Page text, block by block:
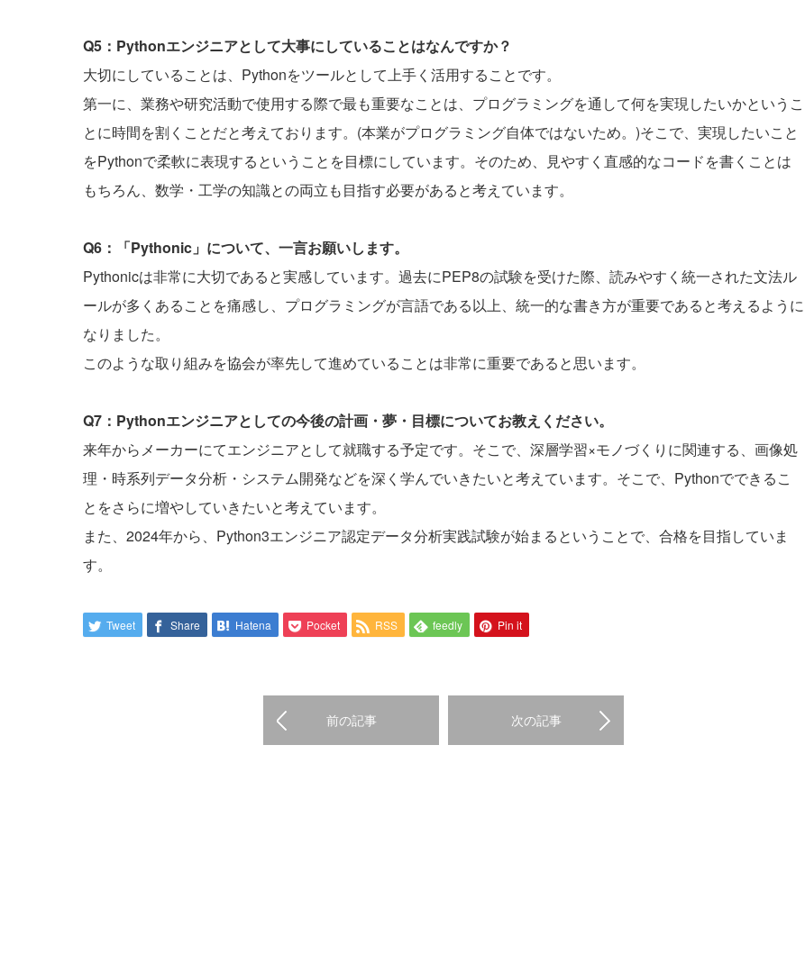
Q5：Pythonエンジニアとして大事にしていることはなんですか？
大切にしていることは、Pythonをツールとして上手く活用することです。
第一に、業務や研究活動で使用する際で最も重要なことは、プログラミングを通して何を実現したいかというこ
とに時間を割くことだと考えております。(本業がプログラミング自体ではないため。)そこで、実現したいこと
をPythonで柔軟に表現するということを目標にしています。そのため、見やすく直感的なコードを書くことは
もちろん、数学・工学の知識との両立も目指す必要があると考えています。
Q6：「Pythonic」について、一言お願いします。
Pythonicは非常に大切であると実感しています。過去にPEP8の試験を受けた際、読みやすく統一された文法ル
ールが多くあることを痛感し、プログラミングが言語である以上、統一的な書き方が重要であると考えるように
なりました。
このような取り組みを協会が率先して進めていることは非常に重要であると思います。
Q7：Pythonエンジニアとしての今後の計画・夢・目標についてお教えください。
来年からメーカーにてエンジニアとして就職する予定です。そこで、深層学習×モノづくりに関連する、画像処
理・時系列データ分析・システム開発などを深く学んでいきたいと考えています。そこで、Pythonでできるこ
とをさらに増やしていきたいと考えています。
また、2024年から、Python3エンジニア認定データ分析実践試験が始まるということで、合格を目指していま
す。
Tweet Share Hatena Pocket RSS feedly Pin it
前の記事 次の記事